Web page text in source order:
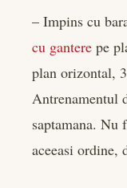
– Impins cu
cu gantere pe
plan orizontal,
Antrenamentul
saptamana. Nu
aceeasi ordine,